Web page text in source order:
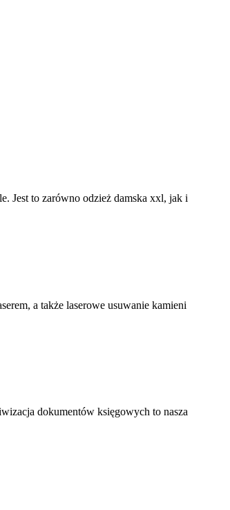
Jest to zarówno odzież damska xxl, jak i
a także laserowe usuwanie kamieni
dokumentów księgowych to nasza